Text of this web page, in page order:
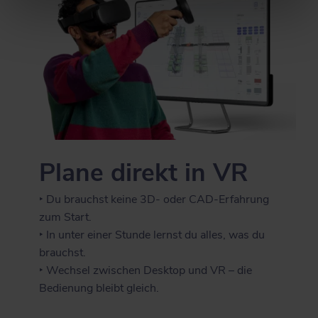
Plane direkt in VR
‣ Du brauchst keine 3D- oder CAD-Erfahrung
zum Start.
‣ In unter einer Stunde lernst du alles, was du
brauchst.
‣ Wechsel zwischen Desktop und VR – die
Bedienung bleibt gleich.